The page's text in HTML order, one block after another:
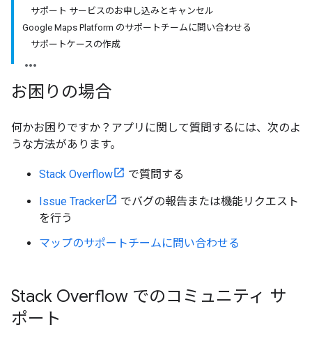
サポート サービスのお申し込みとキャンセル
Google Maps Platform のサポートチームに問い合わせる
サポートケースの作成
お困りの場合
何かお困りですか？アプリに関して質問するには、次のよ
うな方法があります。
Stack Overflow で質問する
Issue Tracker
でバグの報告または機能リクエスト
を行う
マップのサポートチームに問い合わせる
Stack Overflow でのコミュニティ サ
ポート